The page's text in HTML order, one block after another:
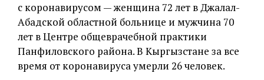
с коронавирусом — женщина 72 лет в Джалал-
Абадской областной больнице и мужчина 70
лет в Центре общеврачебной практики
Панфиловского района. В Кыргызстане за все
время от коронавируса умерли 26 человек.